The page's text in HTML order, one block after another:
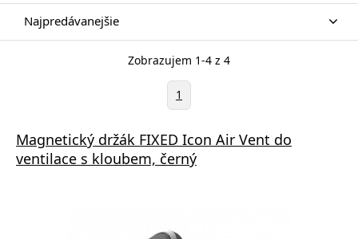
Najpredávanejšie
Zobrazujem 1-4 z 4
1
Magnetický držák FIXED Icon Air Vent do
ventilace s kloubem, černý